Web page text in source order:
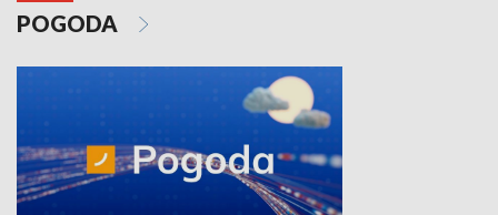
POGODA